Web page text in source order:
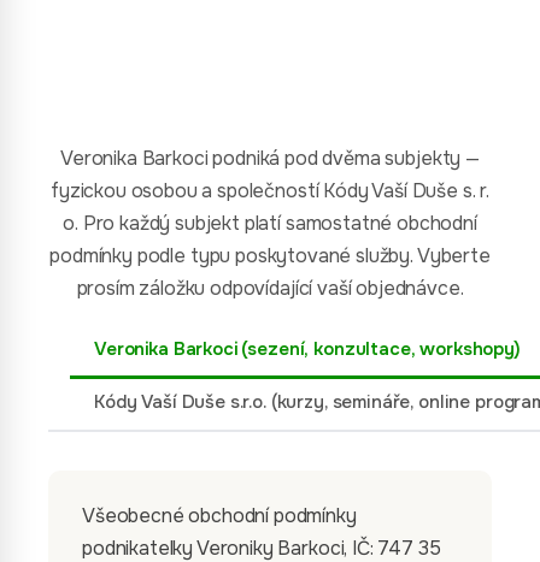
Veronika Barkoci podniká pod dvěma subjekty —
fyzickou osobou a společností Kódy Vaší Duše s. r.
o. Pro každý subjekt platí samostatné obchodní
podmínky podle typu poskytované služby. Vyberte
prosím záložku odpovídající vaší objednávce.
Veronika Barkoci (sezení, konzultace, workshopy)
Kódy Vaší Duše s.r.o. (kurzy, semináře, online
Všeobecné obchodní podmínky
podnikatelky Veroniky Barkoci, IČ: 747 35